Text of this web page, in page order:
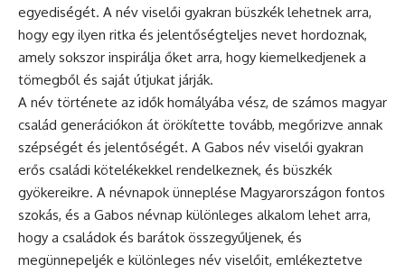
egyediségét. A név viselői gyakran büszkék lehetnek arra,
hogy egy ilyen ritka és jelentőségteljes nevet hordoznak,
amely sokszor inspirálja őket arra, hogy kiemelkedjenek a
tömegből és saját útjukat járják.
A név története az idők homályába vész, de számos magyar
család generációkon át örökítette tovább, megőrizve annak
szépségét és jelentőségét. A Gabos név viselői gyakran
erős családi kötelékekkel rendelkeznek, és büszkék
gyökereikre. A névnapok ünneplése Magyarországon fontos
szokás, és a Gabos névnap különleges alkalom lehet arra,
hogy a családok és barátok összegyűljenek, és
megünnepeljék e különleges név viselőit, emlékeztetve